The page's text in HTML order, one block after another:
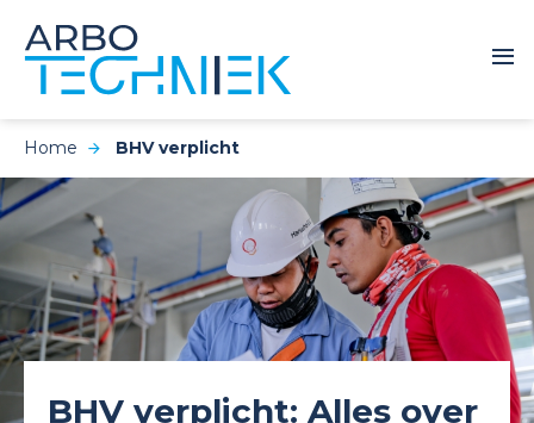
Home BHV verplicht
BHV verplicht: Alles over